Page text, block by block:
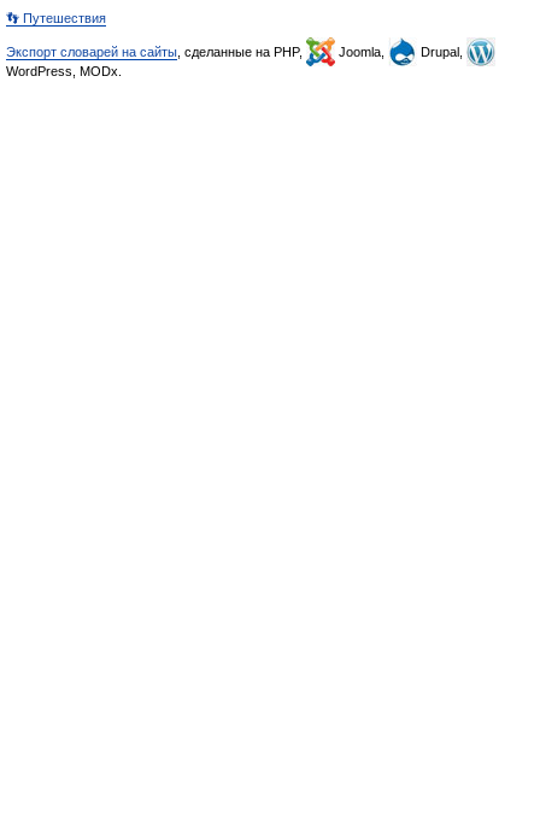
👣 Путешествия
Экспорт словарей на сайты , сделанные на PHP, Joomla,
Drupal,
WordPress, MODx.